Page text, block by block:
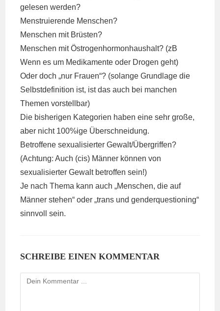
gelesen werden?
Menstruierende Menschen?
Menschen mit Brüsten?
Menschen mit Östrogenhormonhaushalt? (zB
Wenn es um Medikamente oder Drogen geht)
Oder doch „nur Frauen“? (solange Grundlage die
Selbstdefinition ist, ist das auch bei manchen
Themen vorstellbar)
Die bisherigen Kategorien haben eine sehr große,
aber nicht 100%ige Überschneidung.
Betroffene sexualisierter Gewalt/Übergriffen?
(Achtung: Auch (cis) Männer können von
sexualisierter Gewalt betroffen sein!)
Je nach Thema kann auch „Menschen, die auf
Männer stehen“ oder „trans und genderquestioning“
sinnvoll sein.
SCHREIBE EINEN KOMMENTAR
Kommentieren